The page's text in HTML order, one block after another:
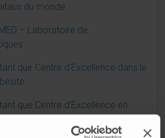
du monde
– Laboratoire de
que Centre d’Excellence dans le
que Centre d’Excellence en